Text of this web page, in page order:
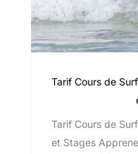
Tarif Cours de
Tarif Cours de
et Stages